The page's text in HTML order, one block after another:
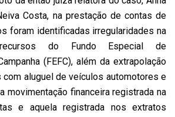
Costa, na prestação de contas de
foram identificadas irregularidades na
do Fundo Especial de
(FEFC), além da extrapolação
aluguel de veículos automotores e
movimentação financeira registrada na
e aquela registrada nos extratos